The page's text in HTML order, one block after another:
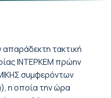
απαράδεκτη τακτική
ΙΝΤΕΡΚΕΜ πρώην
συμφερόντων
η οποία την ώρα